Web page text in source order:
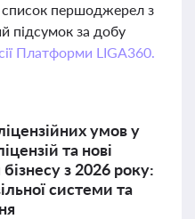
список першоджерел з
підсумок за добу
Платформи LIGA360.
умов у
та нові
з 2026 року:
системи та